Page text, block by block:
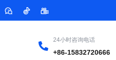
24小时咨询电话
+86-15832720666